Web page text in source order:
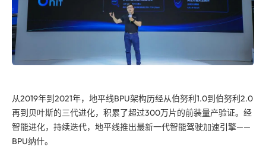
从2019年到2021年，地平线BPU架构历经从伯努利1.0到伯努利2.0
再到贝叶斯的三代进化，积累了超过300万片的前装量产验证。经
智能进化，持续迭代，地平线推出最新一代智能驾驶加速引擎——
BPU纳什。